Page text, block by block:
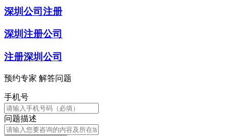
深圳公司注册
深圳注册公司
注册深圳公司
预约专家 解答问题
手机号
问题描述